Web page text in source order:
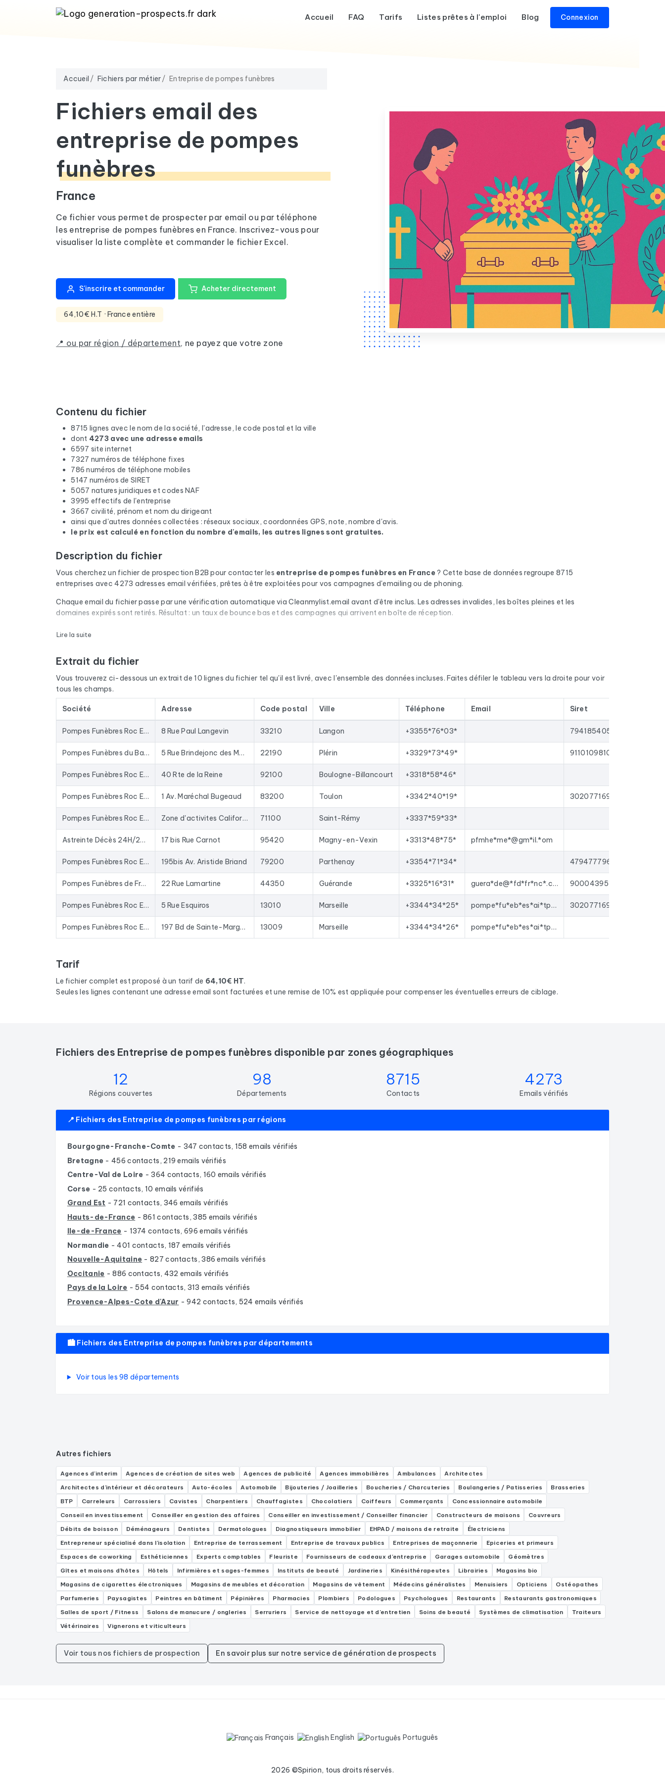
Accueil FAQ Tarifs Listes prêtes à l'emploi Blog Connexion
Accueil Fichiers par métier Entreprise de pompes funèbres
Fichiers email des
entreprise de pompes
funèbres
France
Ce fichier vous permet de prospecter par email ou par téléphone
les entreprise de pompes funèbres en France. Inscrivez-vous pour
visualiser la liste complète et commander le fichier Excel.
S'inscrire et commander Acheter directement
64,10€ H.T · France entière
📍 ou par région / département, ne payez que votre zone
Contenu du fichier
8715 lignes avec le nom de la société, l'adresse, le code postal et la ville
dont 4273 avec une adresse emails
6597 site internet
7327 numéros de téléphone fixes
786 numéros de téléphone mobiles
5147 numéros de SIRET
5057 natures juridiques et codes NAF
3995 effectifs de l'entreprise
3667 civilité, prénom et nom du dirigeant
ainsi que d'autres données collectées : réseaux sociaux, coordonnées GPS, note, nombre d'avis.
le prix est calculé en fonction du nombre d'emails, les autres lignes sont gratuites.
Description du fichier
Vous cherchez un fichier de prospection B2B pour contacter les entreprise de pompes funèbres en France ? Cette base de données regroupe 8715
entreprises avec 4273 adresses email vérifiées, prêtes à être exploitées pour vos campagnes d'emailing ou de phoning.
Chaque email du fichier passe par une vérification automatique via Cleanmylist.email avant d'être inclus. Les adresses invalides, les boîtes pleines et les
domaines expirés sont retirés. Résultat : un taux de bounce bas et des campagnes qui arrivent en boîte de réception.
Le fichier ne se limite pas aux emails. Pour chaque entreprise, vous disposez de l'adresse postale complète, du numéro de téléphone fixe et mobile quand il est
une base depuis des années : les entreprises fermées disparaissent à chaque actualisation et les nouvelles sont ajoutées.
Concrètement, ce fichier sert à alimenter vos commerciaux en contacts qualifiés, lancer des campagnes d'emailing ciblées sur lesentreprise de pompes
funèbres , ou enrichir votre CRM avec des données fraîches. Le format Excel permet une importation directe dans la plupart des outils de prospection et
plateformes emailing du marché.
crémation, Organisation de cérémonie funéraire civile, Service de cercueils.
Lire la suite
Extrait du fichier
Vous trouverez ci-dessous un extrait de 10 lignes du fichier tel qu'il est livré, avec l'ensemble des données incluses. Faites défiler le tableau vers la droite pour voir
tous les champs.
Société Adresse Code postal Ville Téléphone Email Siret
Pompes Funèbres Roc Eclerc Langon 8 Rue Paul Langevin 33210 Langon +3355*76*03* 79418540500014
Pompes Funèbres du Baume au Coeur - Plérin & Saint Brieuc - 24H/7J 5 Rue Brindejonc des Moulinais 22190 Plérin +3329*73*49* 91101098100015
Pompes Funèbres Roc Eclerc Boulogne-Billancourt 40 Rte de la Reine 92100 Boulogne-Billancourt +3318*58*46*
Pompes Funèbres Roc Eclerc Toulon 1 Av. Maréchal Bugeaud 83200 Toulon +3342*40*19* 30207716900456
Pompes Funèbres Roc Eclerc Saint-Rémy Zone d'activites Californie 71100 Saint-Rémy +3337*59*33*
Astreinte Décès 24H/24 - Magny-en-Vexin - Pompes Funèbres Marbrerie Hermès 17 bis Rue Carnot 95420 Magny-en-Vexin +3313*48*75* pfmhe*me*@gm*il.*om
Pompes Funèbres Roc Eclerc Parthenay 195bis Av. Aristide Briand 79200 Parthenay +3354*71*34* 47947779600037
Pompes Funèbres de France 22 Rue Lamartine 44350 Guérande +3325*16*31* guera*de@*fd*fr*nc*.co* 90004395100020
Pompes Funèbres Roc Eclerc Marseille 10 5 Rue Esquiros 13010 Marseille +3344*34*25* pompe*fu*eb*es*ai*tp*er*e@y*ho*.fr 30207716901405
Pompes Funèbres Roc Eclerc Marseille 09 197 Bd de Sainte-Marguerite 13009 Marseille +3344*34*26* pompe*fu*eb*es*ai*tp*er*e@y*ho*.fr
Tarif
Le fichier complet est proposé à un tarif de 64,10€ HT.
Seules les lignes contenant une adresse email sont facturées et une remise de 10% est appliquée pour compenser les éventuelles erreurs de ciblage.
Fichiers des Entreprise de pompes funèbres disponible par zones géographiques
12
Régions couvertes
98
Départements
8715
Contacts
4273
Emails vérifiés
📍 Fichiers des Entreprise de pompes funèbres par régions
Bourgogne-Franche-Comte - 347 contacts, 158 emails vérifiés
Bretagne - 456 contacts, 219 emails vérifiés
Centre-Val de Loire - 364 contacts, 160 emails vérifiés
Corse - 25 contacts, 10 emails vérifiés
Grand Est - 721 contacts, 346 emails vérifiés
Hauts-de-France - 861 contacts, 385 emails vérifiés
Ile-de-France - 1374 contacts, 696 emails vérifiés
Normandie - 401 contacts, 187 emails vérifiés
Nouvelle-Aquitaine - 827 contacts, 386 emails vérifiés
Occitanie - 886 contacts, 432 emails vérifiés
Pays de la Loire - 554 contacts, 313 emails vérifiés
Provence-Alpes-Cote d'Azur - 942 contacts, 524 emails vérifiés
🏙️ Fichiers des Entreprise de pompes funèbres par départements
Voir tous les 98 départements
Autres fichiers
Agences d'interim Agences de création de sites web Agences de publicité Agences immobilières Ambulances
Architectes
Architectes d'intérieur et décorateurs
Auto-écoles Automobile Bijouteries / Joailleries Boucheries / Charcuteries Boulangeries / Patisseries
Brasseries
BTP
Carreleurs Carrossiers Cavistes Charpentiers Chauffagistes Chocolatiers Coiffeurs Commerçants
Concessionnaire automobile
Conseil en investissement
Conseiller en gestion des affaires Conseiller en investissement / Conseiller financier Constructeurs de maisons
Couvreurs
Débits de boisson
Déménageurs Dentistes Dermatologues Diagnostiqueurs immobilier EHPAD / maisons de retraite
Électriciens
Entrepreneur spécialisé dans l'isolation
Entreprise de terrassement Entreprise de travaux publics Entreprises de maçonnerie
Epiceries et primeurs
Espaces de coworking
Esthéticiennes Experts comptables Fleuriste Fournisseurs de cadeaux d'entreprise Garages automobile
Géomètres
Gîtes et maisons d'hôtes
Hôtels Infirmières et sages-femmes Instituts de beauté Jardineries Kinésithérapeutes Librairies
Magasins bio
Magasins de cigarettes électroniques
Magasins de meubles et décoration Magasins de vêtement Médecins généralistes Menuisiers Opticiens
Ostéopathes
Parfumeries
Paysagistes Peintres en bâtiment Pépinières Pharmacies Plombiers Podologues Psychologues Restaurants
Restaurants gastronomiques
Salles de sport / Fitness
Salons de manucure / ongleries Serruriers Service de nettoyage et d'entretien Soins de beauté Systèmes de climatisation
Traiteurs
Vétérinaires
Vignerons et viticulteurs
Voir tous nos fichiers de prospection En savoir plus sur notre service de génération de prospects
Français English Português
2026 ©Spirion, tous droits réservés.